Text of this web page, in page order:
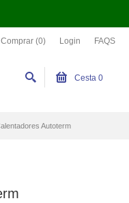
Comprar (0) Login FAQS
Cesta 0
Autoterm